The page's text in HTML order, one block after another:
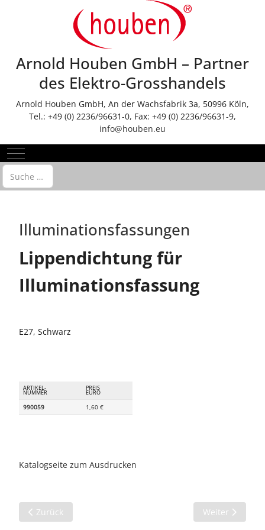
Arnold Houben GmbH – Partner
des Elektro-Grosshandels
Arnold Houben GmbH, An der Wachsfabrik 3a, 50996 Köln,
Tel.: +49 (0) 2236/96631-0, Fax: +49 (0) 2236/96631-9,
info@houben.eu
Mobile Menu Toggle
Suchen
Illuminationsfassungen
Lippendichtung für
Illuminationsfassung
E27, Schwarz
ARTIKEL-
NUMMER
PREIS
EURO
990059 1,60 €
Katalogseite zum Ausdrucken
Vorheriger Beitrag: Verteiler
Zurück Nächster
Weiter